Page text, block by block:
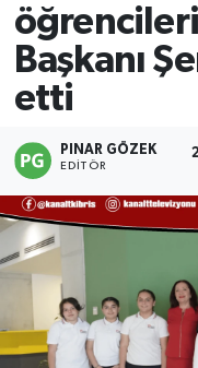
Başkanı
etti
PINAR GÖZEK
EDITÖR